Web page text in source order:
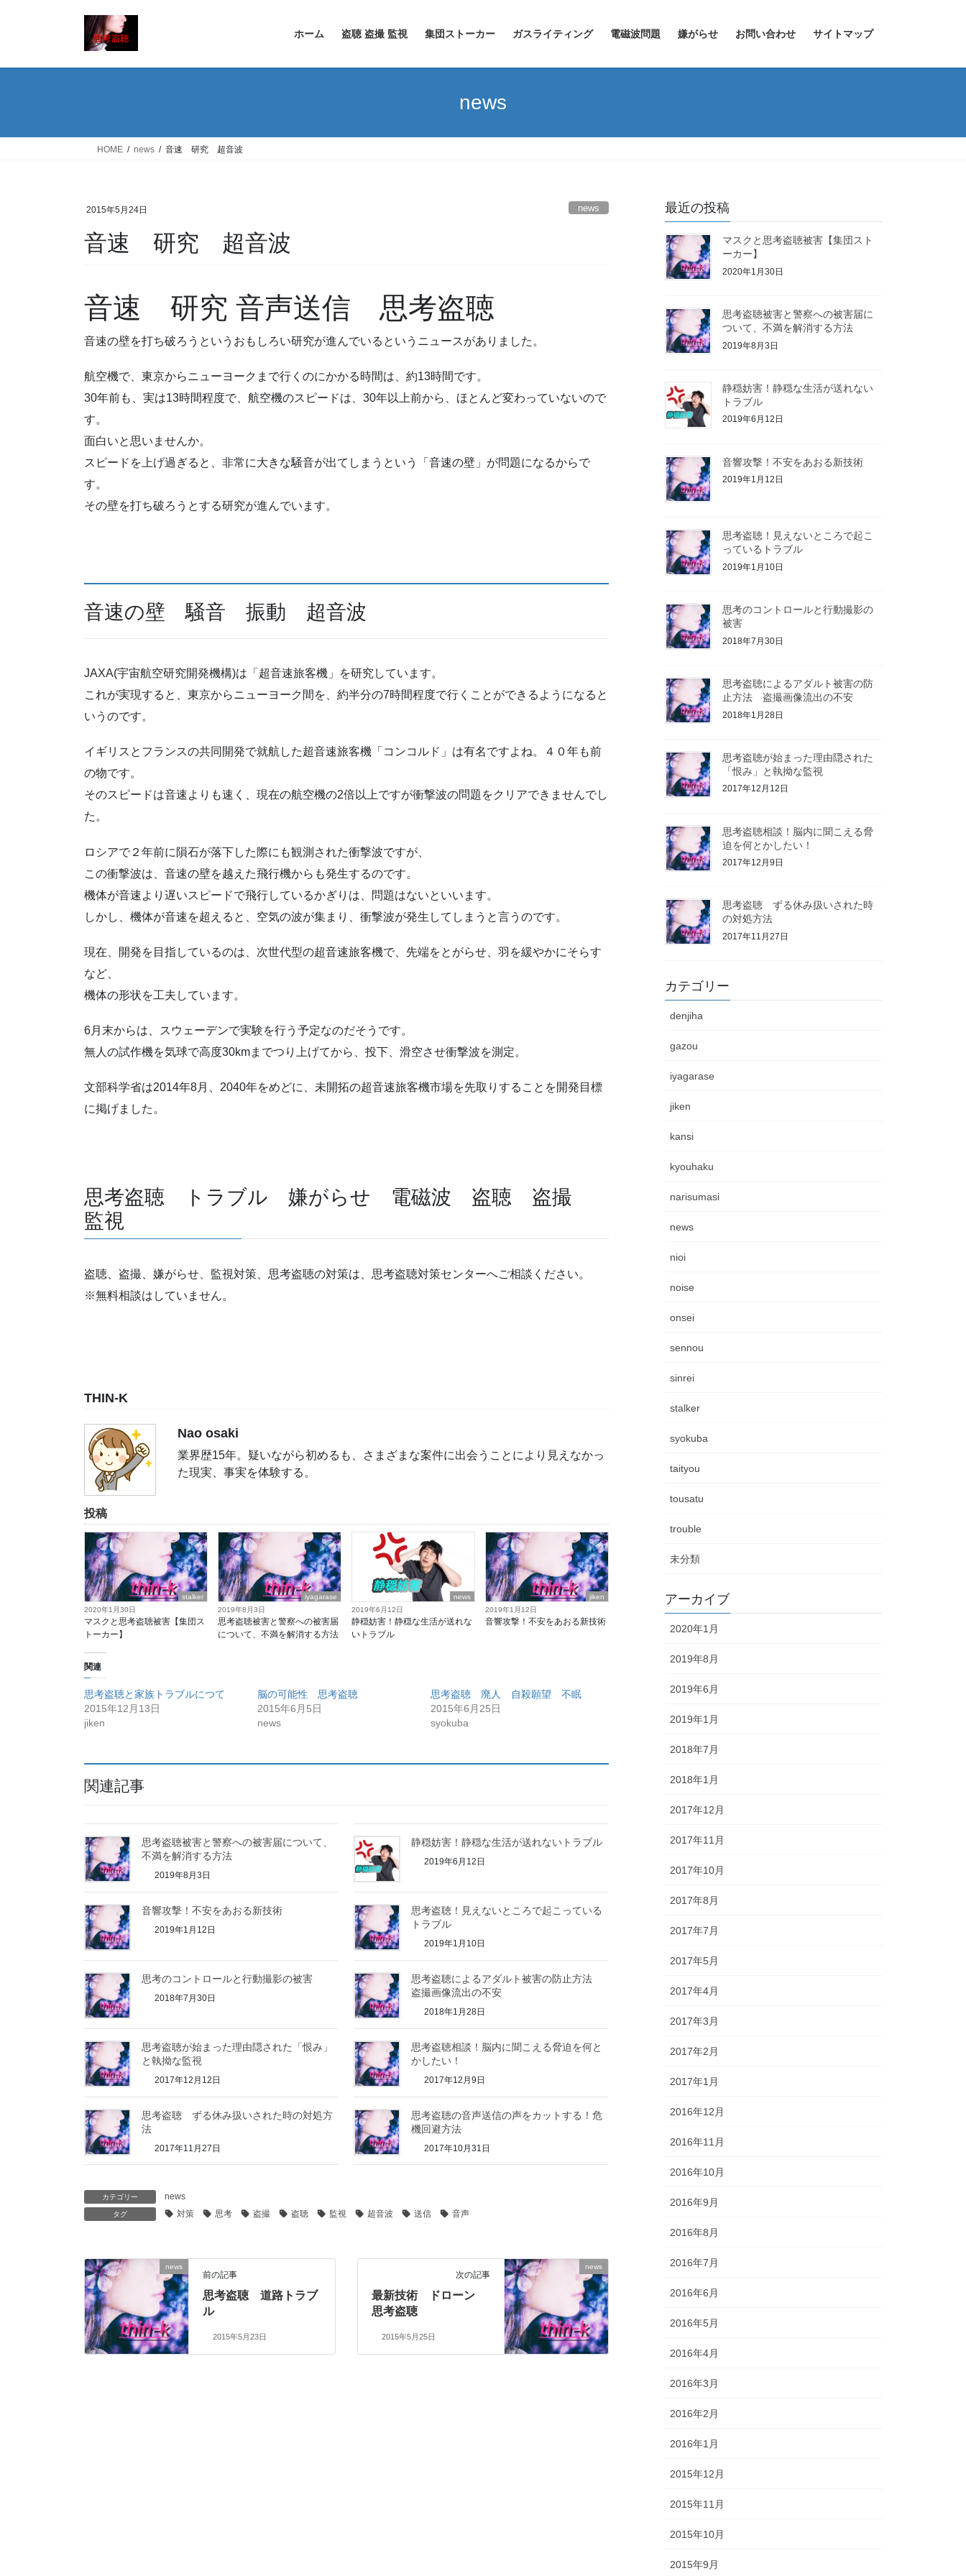
ホーム 盗聴 盗撮 監視 集団ストーカー ガスライティング 電磁波問題 嫌がらせ お問い合わせ サイトマップ
news
HOME news 音速 研究 超音波
2015年5月24日 news
音速 研究 超音波
音速 研究 音声送信 思考盗聴
音速の壁を打ち破ろうというおもしろい研究が進んでいるというニュースがありました。
航空機で、東京からニューヨークまで行くのにかかる時間は、約13時間です。
30年前も、実は13時間程度で、航空機のスピードは、30年以上前から、ほとんど変わっていないので
す。
面白いと思いませんか。
スピードを上げ過ぎると、非常に大きな騒音が出てしまうという「音速の壁」が問題になるからで
す。
その壁を打ち破ろうとする研究が進んでいます。
音速の壁 騒音 振動 超音波
JAXA(宇宙航空研究開発機構)は「超音速旅客機」を研究しています。
これが実現すると、東京からニューヨーク間を、約半分の7時間程度で行くことができるようになると
いうのです。
イギリスとフランスの共同開発で就航した超音速旅客機「コンコルド」は有名ですよね。４０年も前
の物です。
そのスピードは音速よりも速く、現在の航空機の2倍以上ですが衝撃波の問題をクリアできませんでし
た。
ロシアで２年前に隕石が落下した際にも観測された衝撃波ですが、
この衝撃波は、音速の壁を越えた飛行機からも発生するのです。
機体が音速より遅いスピードで飛行しているかぎりは、問題はないといいます。
しかし、機体が音速を超えると、空気の波が集まり、衝撃波が発生してしまうと言うのです。
現在、開発を目指しているのは、次世代型の超音速旅客機で、先端をとがらせ、羽を緩やかにそらす
など、
機体の形状を工夫しています。
6月末からは、スウェーデンで実験を行う予定なのだそうです。
無人の試作機を気球で高度30kmまでつり上げてから、投下、滑空させ衝撃波を測定。
文部科学省は2014年8月、2040年をめどに、未開拓の超音速旅客機市場を先取りすることを開発目標
に掲げました。
思考盗聴 トラブル 嫌がらせ 電磁波 盗聴 盗撮
監視
盗聴、盗撮、嫌がらせ、監視対策、思考盗聴の対策は、思考盗聴対策センターへご相談ください。
※無料相談はしていません。
THIN-K
Nao osaki
業界歴15年。疑いながら初めるも、さまざまな案件に出会うことにより見えなかっ
た現実、事実を体験する。
投稿
stalker
2020年1月30日
マスクと思考盗聴被害【集団ス
トーカー】
iyagarase
2019年8月3日
思考盗聴被害と警察への被害届
について、不満を解消する方法
news
2019年6月12日
静穏妨害！静穏な生活が送れな
いトラブル
jiken
2019年1月12日
音響攻撃！不安をあおる新技術
関連
思考盗聴と家族トラブルにつて
2015年12月13日
jiken
脳の可能性 思考盗聴
2015年6月5日
news
思考盗聴 廃人 自殺願望 不眠
2015年6月25日
syokuba
関連記事
思考盗聴被害と警察への被害届について、
不満を解消する方法
2019年8月3日
静穏妨害！静穏な生活が送れないトラブル
2019年6月12日
音響攻撃！不安をあおる新技術
2019年1月12日
思考盗聴！見えないところで起こっている
トラブル
2019年1月10日
思考のコントロールと行動撮影の被害
2018年7月30日
思考盗聴によるアダルト被害の防止方法
盗撮画像流出の不安
2018年1月28日
思考盗聴が始まった理由隠された「恨み」
と執拗な監視
2017年12月12日
思考盗聴相談！脳内に聞こえる脅迫を何と
かしたい！
2017年12月9日
思考盗聴 ずる休み扱いされた時の対処方
法
2017年11月27日
思考盗聴の音声送信の声をカットする！危
機回避方法
2017年10月31日
カテゴリー news
タグ 対策 思考 盗撮 盗聴 監視 超音波 送信 音声
news
前の記事
思考盗聴 道路トラブ
ル
2015年5月23日
news
次の記事
最新技術 ドローン
思考盗聴
2015年5月25日
最近の投稿
マスクと思考盗聴被害【集団スト
ーカー】
2020年1月30日
思考盗聴被害と警察への被害届に
ついて、不満を解消する方法
2019年8月3日
静穏妨害！静穏な生活が送れない
トラブル
2019年6月12日
音響攻撃！不安をあおる新技術
2019年1月12日
思考盗聴！見えないところで起こ
っているトラブル
2019年1月10日
思考のコントロールと行動撮影の
被害
2018年7月30日
思考盗聴によるアダルト被害の防
止方法 盗撮画像流出の不安
2018年1月28日
思考盗聴が始まった理由隠された
「恨み」と執拗な監視
2017年12月12日
思考盗聴相談！脳内に聞こえる脅
迫を何とかしたい！
2017年12月9日
思考盗聴 ずる休み扱いされた時
の対処方法
2017年11月27日
カテゴリー
denjiha
gazou
iyagarase
jiken
kansi
kyouhaku
narisumasi
news
nioi
noise
onsei
sennou
sinrei
stalker
syokuba
taityou
tousatu
trouble
未分類
アーカイブ
2020年1月
2019年8月
2019年6月
2019年1月
2018年7月
2018年1月
2017年12月
2017年11月
2017年10月
2017年8月
2017年7月
2017年5月
2017年4月
2017年3月
2017年2月
2017年1月
2016年12月
2016年11月
2016年10月
2016年9月
2016年8月
2016年7月
2016年6月
2016年5月
2016年4月
2016年3月
2016年2月
2016年1月
2015年12月
2015年11月
2015年10月
2015年9月